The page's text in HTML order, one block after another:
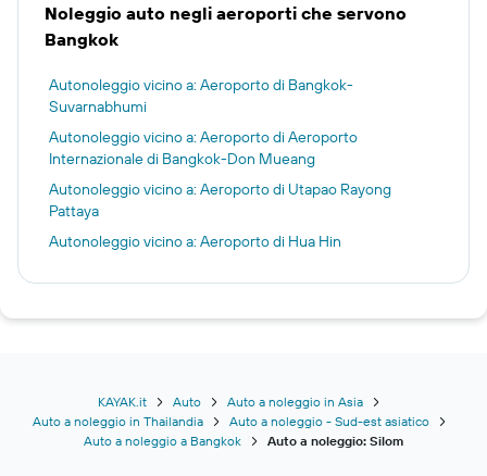
Noleggio auto negli aeroporti che servono
Bangkok
Autonoleggio vicino a: Aeroporto di Bangkok-
Suvarnabhumi
Autonoleggio vicino a: Aeroporto di Aeroporto
Internazionale di Bangkok-Don Mueang
Autonoleggio vicino a: Aeroporto di Utapao Rayong
Pattaya
Autonoleggio vicino a: Aeroporto di Hua Hin
KAYAK.it Auto
Auto a noleggio in Asia
Auto a noleggio in Thailandia
Auto a noleggio - Sud-est asiatico
Auto a noleggio a Bangkok
Auto a noleggio: Silom